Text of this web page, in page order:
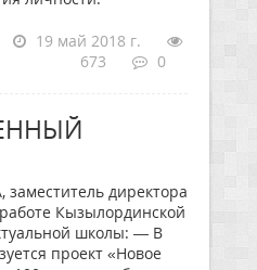
19 май 2018 г.
673
0
директора
Кызылординской
школы: — В
проект «Новое